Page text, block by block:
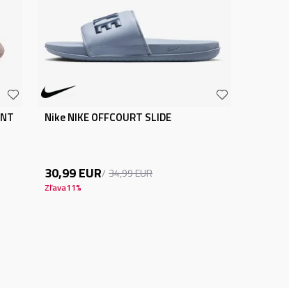
Nike NIKE OFFCOURT SLIDE
30,99EUR 34,99EUR
Zľava11%